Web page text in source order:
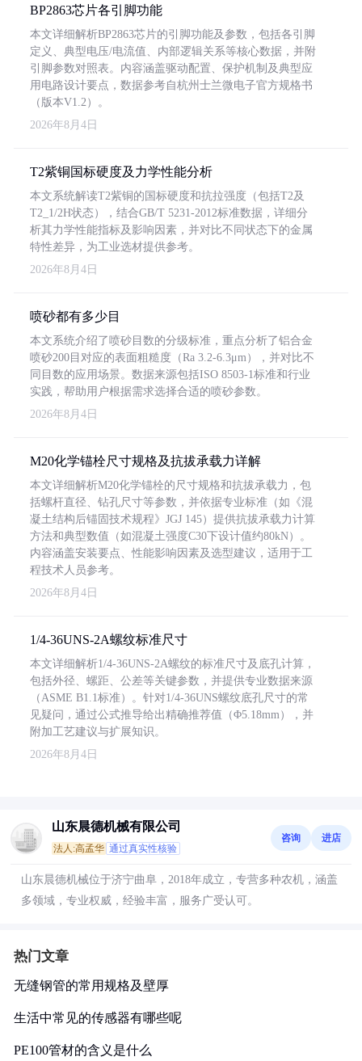
BP2863芯片各引脚功能
本文详细解析BP2863芯片的引脚功能及参数，包括各引脚
定义、典型电压/电流值、内部逻辑关系等核心数据，并附
引脚参数对照表。内容涵盖驱动配置、保护机制及典型应
用电路设计要点，数据参考自杭州士兰微电子官方规格书
（版本V1.2）。
2026年8月4日
T2紫铜国标硬度及力学性能分析
本文系统解读T2紫铜的国标硬度和抗拉强度（包括T2及
T2_1/2H状态），结合GB/T 5231-2012标准数据，详细分
析其力学性能指标及影响因素，并对比不同状态下的金属
特性差异，为工业选材提供参考。
2026年8月4日
喷砂都有多少目
本文系统介绍了喷砂目数的分级标准，重点分析了铝合金
喷砂200目对应的表面粗糙度（Ra 3.2-6.3μm），并对比不
同目数的应用场景。数据来源包括ISO 8503-1标准和行业
实践，帮助用户根据需求选择合适的喷砂参数。
2026年8月4日
M20化学锚栓尺寸规格及抗拔承载力详解
本文详细解析M20化学锚栓的尺寸规格和抗拔承载力，包
括螺杆直径、钻孔尺寸等参数，并依据专业标准（如《混
凝土结构后锚固技术规程》JGJ 145）提供抗拔承载力计算
方法和典型数值（如混凝土强度C30下设计值约80kN）。
内容涵盖安装要点、性能影响因素及选型建议，适用于工
程技术人员参考。
2026年8月4日
1/4-36UNS-2A螺纹标准尺寸
本文详细解析1/4-36UNS-2A螺纹的标准尺寸及底孔计算，
包括外径、螺距、公差等关键参数，并提供专业数据来源
（ASME B1.1标准）。针对1/4-36UNS螺纹底孔尺寸的常
见疑问，通过公式推导给出精确推荐值（Φ5.18mm），并
附加工艺建议与扩展知识。
2026年8月4日
山东晨德机械有限公司
法人:高孟华 通过真实性核验
咨询 进店
山东晨德机械位于济宁曲阜，2018年成立，专营多种农机，涵盖
多领域，专业权威，经验丰富，服务广受认可。
热门文章
无缝钢管的常用规格及壁厚
生活中常见的传感器有哪些呢
PE100管材的含义是什么